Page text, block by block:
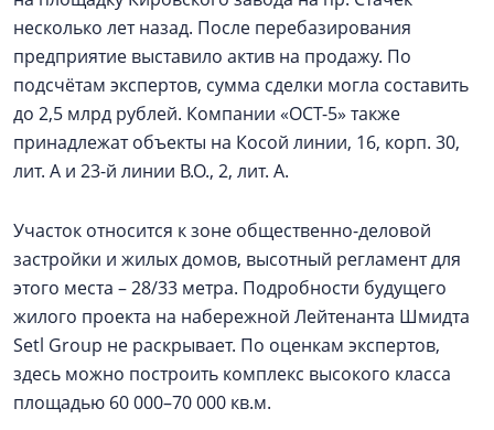
несколько лет назад. После перебазирования
предприятие выставило актив на продажу. По
подсчётам экспертов, сумма сделки могла составить
до 2,5 млрд рублей. Компании «ОСТ-5» также
принадлежат объекты на Косой линии, 16, корп. 30,
лит. А и 23-й линии В.О., 2, лит. А.
Участок относится к зоне общественно-деловой
застройки и жилых домов, высотный регламент для
этого места – 28/33 метра. Подробности будущего
жилого проекта на набережной Лейтенанта Шмидта
Setl Group не раскрывает. По оценкам экспертов,
здесь можно построить комплекс высокого класса
площадью 60 000–70 000 кв.м.